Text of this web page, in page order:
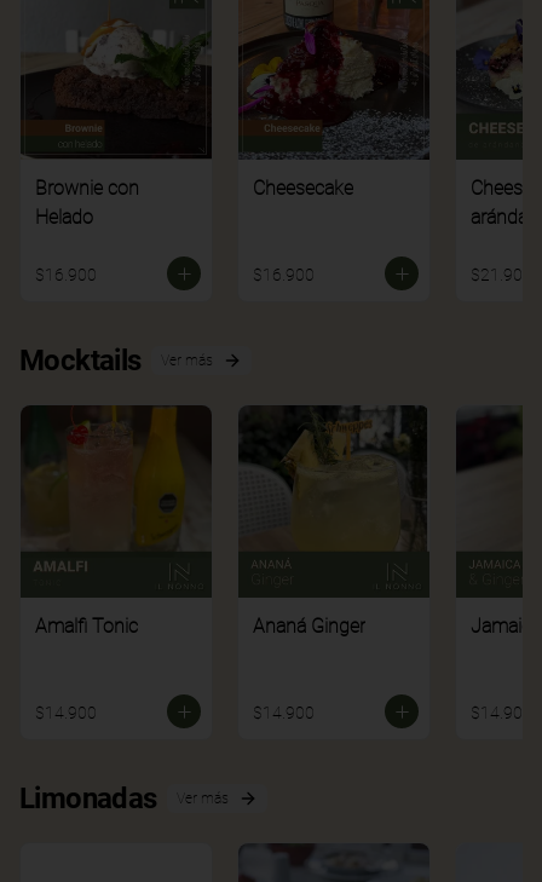
Brownie con
Helado
$16.900
Cheesecake
$16.900 $21.900
Mocktails Ver más
Amalfi Tonic
$14.900
Ananá Ginger
$14.900 $14.900
Limonadas Ver más